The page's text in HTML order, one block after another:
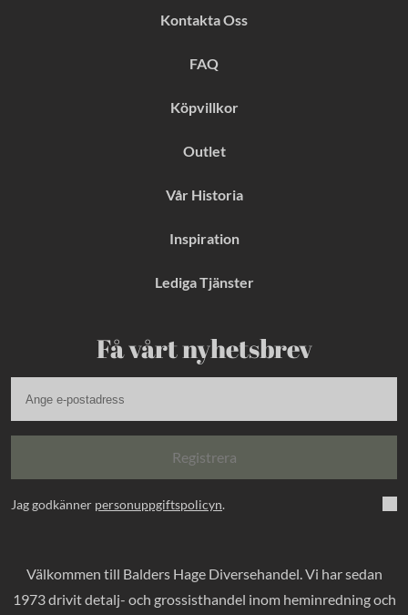
Kontakta Oss
FAQ
Köpvillkor
Outlet
Vår Historia
Inspiration
Lediga Tjänster
Få vårt nyhetsbrev
Registrera
Jag godkänner personuppgiftspolicyn.
b
o
g
a
m
Välkommen till Balders Hage Diversehandel. Vi har sedan
1973 drivit detalj- och grossisthandel inom heminredning och